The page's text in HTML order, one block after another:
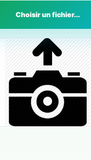
Choisir un fichier...